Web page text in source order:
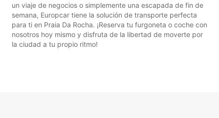
un viaje de negocios o simplemente una escapada de fin de
semana, Europcar tiene la solución de transporte perfecta
para ti en Praia Da Rocha. ¡Reserva tu furgoneta o coche con
nosotros hoy mismo y disfruta de la libertad de moverte por
la ciudad a tu propio ritmo!